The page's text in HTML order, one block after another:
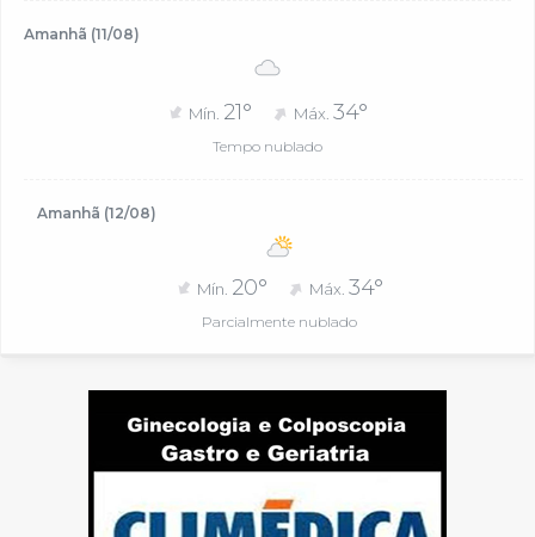
Amanhã (11/08)
Mín. 21° Máx. 34°
Tempo nublado
Amanhã (12/08)
Mín. 20° Máx. 34°
Parcialmente nublado